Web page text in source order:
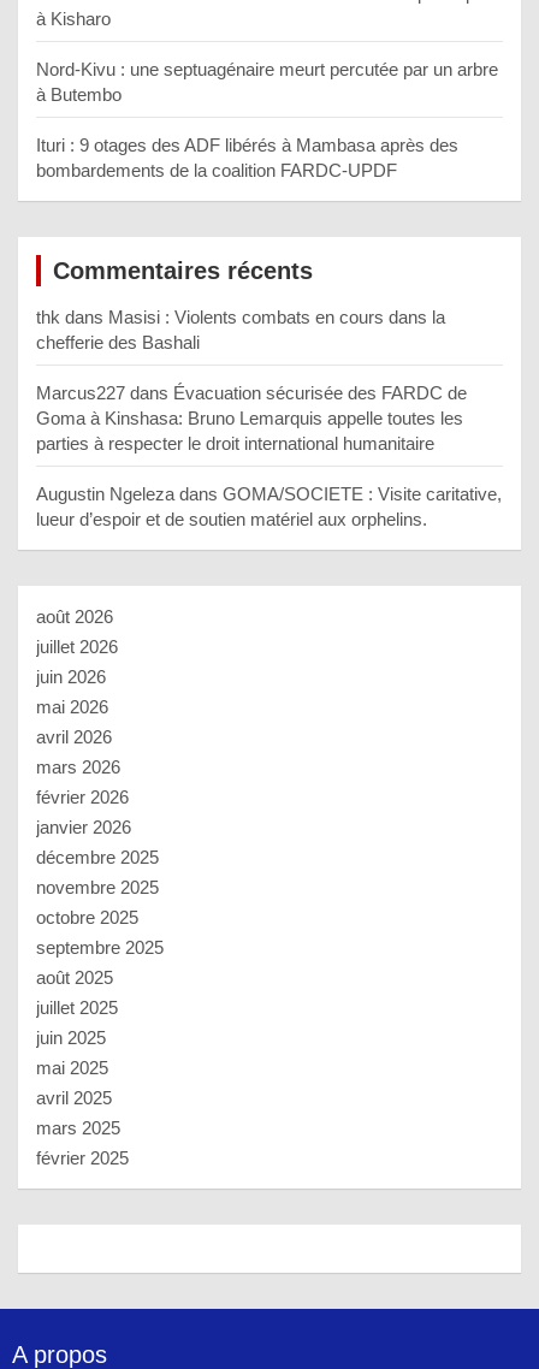
à Kisharo
Nord-Kivu : une septuagénaire meurt percutée par un arbre
à Butembo
Ituri : 9 otages des ADF libérés à Mambasa après des
bombardements de la coalition FARDC-UPDF
Commentaires récents
thk dans Masisi : Violents combats en cours dans la
chefferie des Bashali
Marcus227 dans Évacuation sécurisée des FARDC de
Goma à Kinshasa: Bruno Lemarquis appelle toutes les
parties à respecter le droit international humanitaire
Augustin Ngeleza dans GOMA/SOCIETE : Visite caritative,
lueur d’espoir et de soutien matériel aux orphelins.
août 2026
juillet 2026
juin 2026
mai 2026
avril 2026
mars 2026
février 2026
janvier 2026
décembre 2025
novembre 2025
octobre 2025
septembre 2025
août 2025
juillet 2025
juin 2025
mai 2025
avril 2025
mars 2025
février 2025
A propos